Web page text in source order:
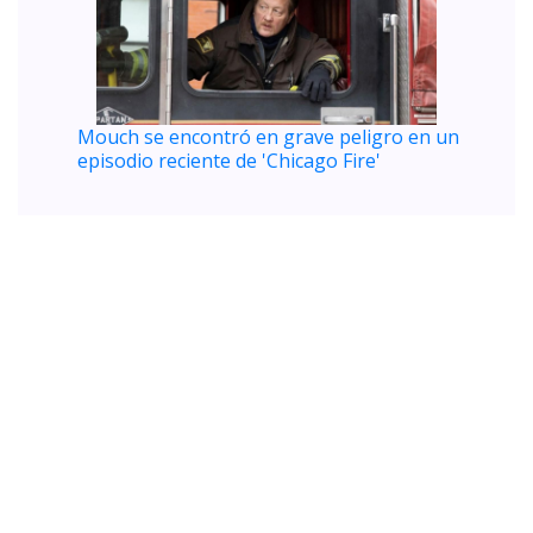
Mouch se encontró en grave peligro en un
episodio reciente de 'Chicago Fire'